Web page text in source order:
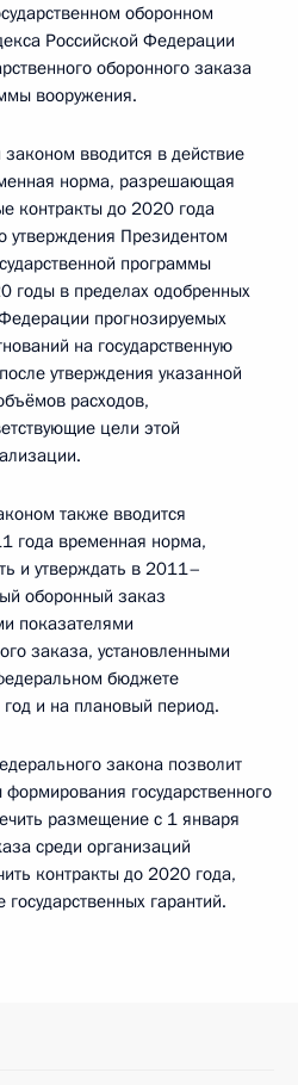
оборонном
Российской Федерации
оборонного заказа
вооружения.
вводится в действие
норма, разрешающая
контракты до 2020 года
утверждения Президентом
программы
годы в пределах одобренных
прогнозируемых
на государственную
утверждения указанной
расходов,
цели этой
также вводится
года временная норма,
и утверждать в 2011–
оборонный заказ
показателями
заказа, установленными
бюджете
и на плановый период.
закона позволит
государственного
размещение с 1 января
среди организаций
контракты до 2020 года,
гарантий.